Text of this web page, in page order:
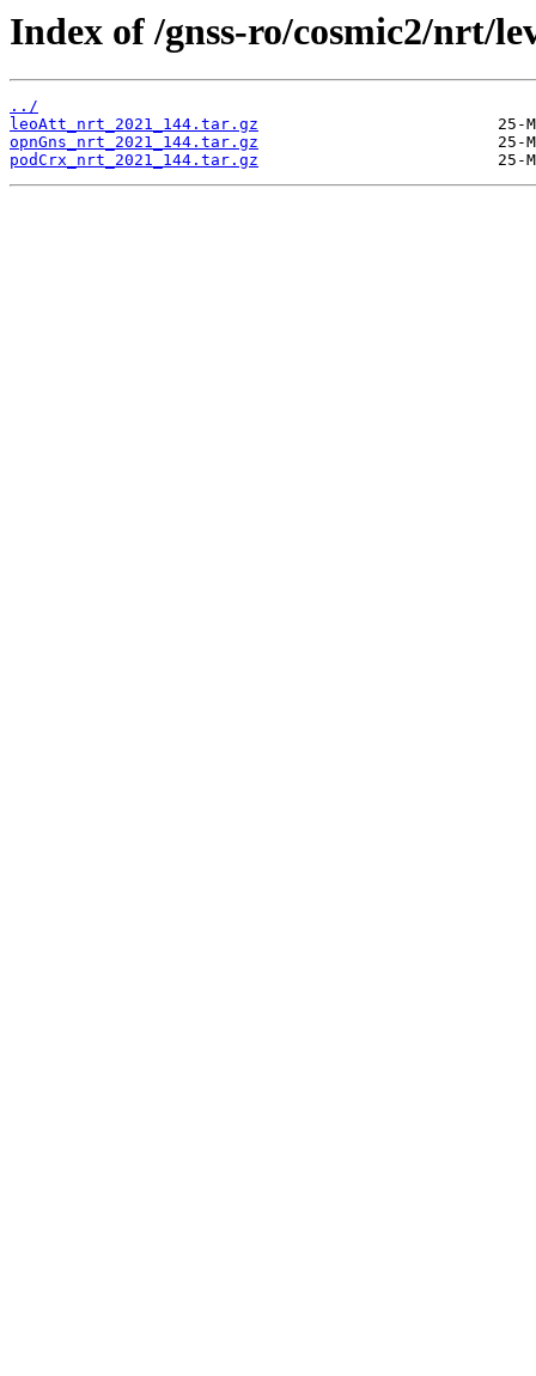
Index of /gnss-ro/cosmic2/nrt/
../
leoAtt_nrt_2021_144.tar.gz
opnGns_nrt_2021_144.tar.gz
podCrx_nrt_2021_144.tar.gz